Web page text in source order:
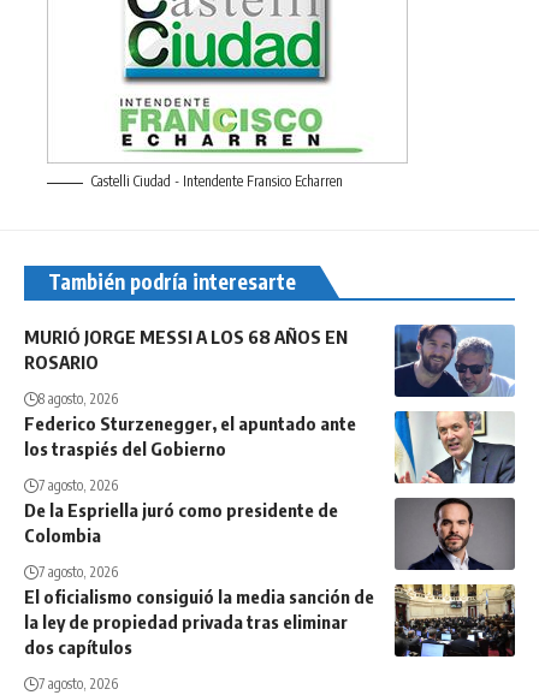
Castelli Ciudad - Intendente Fransico Echarren
También podría interesarte
MURIÓ JORGE MESSI A LOS 68 AÑOS EN
ROSARIO
8 agosto, 2026
Federico Sturzenegger, el apuntado ante
los traspiés del Gobierno
7 agosto, 2026
De la Espriella juró como presidente de
Colombia
7 agosto, 2026
El oficialismo consiguió la media sanción de
la ley de propiedad privada tras eliminar
dos capítulos
7 agosto, 2026